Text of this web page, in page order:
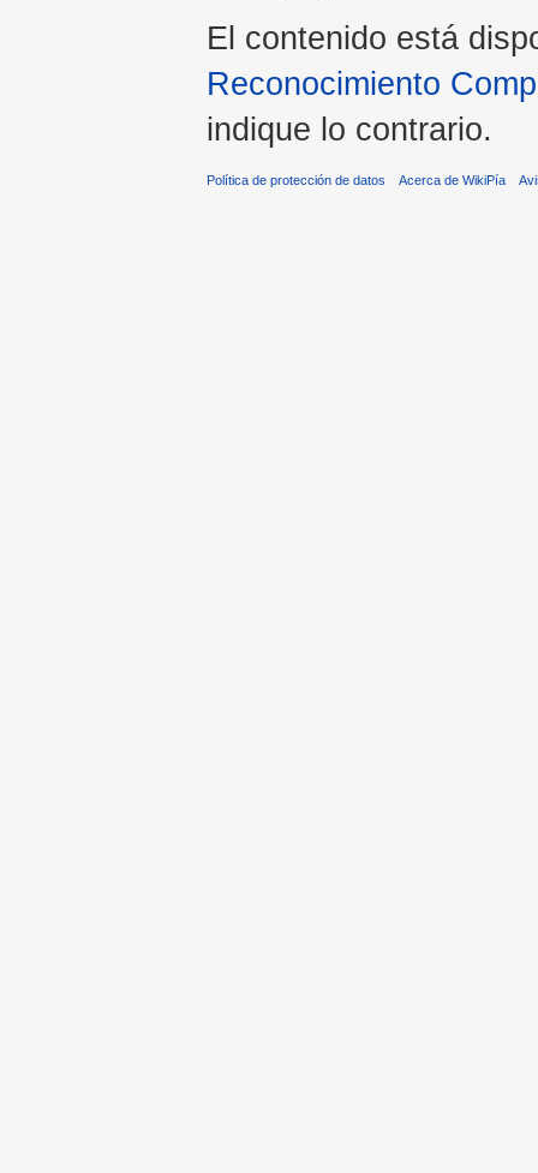
El contenido está
Reconocimiento
indique lo contrario.
Política de protección de datos Acerca de WikiPía